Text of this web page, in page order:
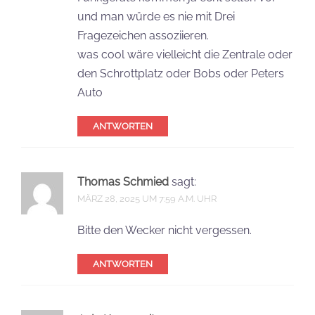
und man würde es nie mit Drei
Fragezeichen assoziieren.
was cool wäre vielleicht die Zentrale oder
den Schrottplatz oder Bobs oder Peters
Auto
ANTWORTEN
Thomas Schmied sagt:
MÄRZ 28, 2025 UM 7:59 A.M. UHR
Bitte den Wecker nicht vergessen.
ANTWORTEN